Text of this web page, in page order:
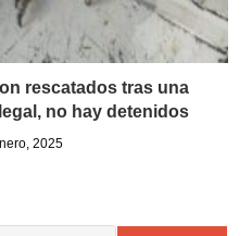
rescatados tras una
no hay detenidos
2025